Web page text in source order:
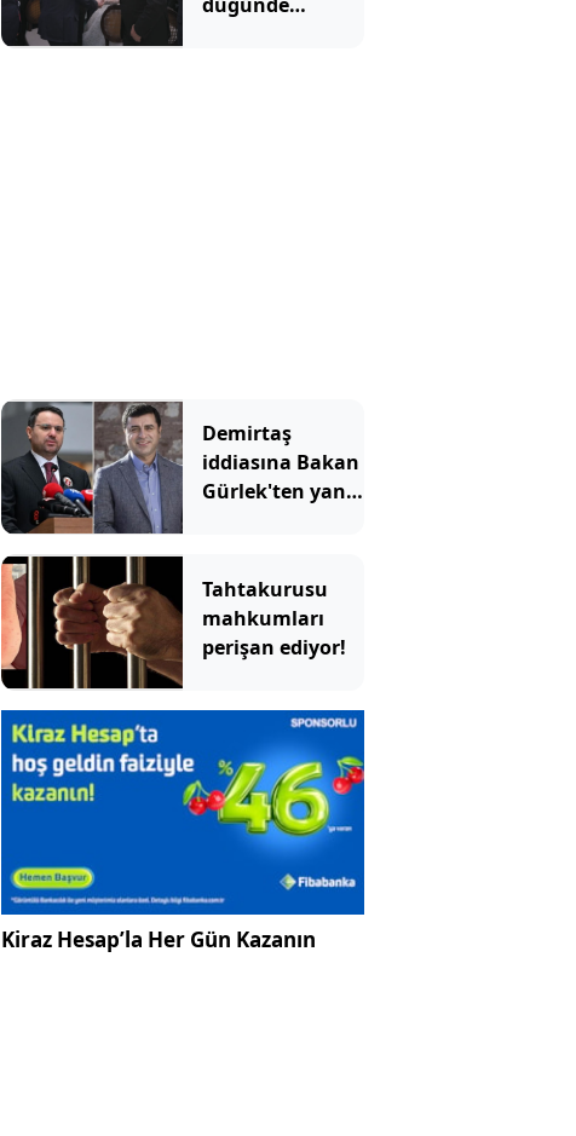
Demirtaş
iddiasına Bakan
Gürlek'ten yanıt
Tahtakurusu
mahkumları
perişan ediyor!
Kiraz Hesap’la Her Gün Kazanın